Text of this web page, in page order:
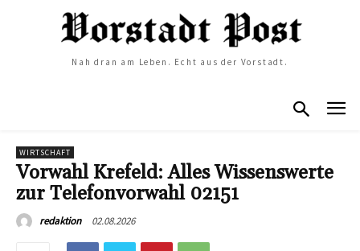
Nah dran am Leben. Echt aus der Vorstadt.
WIRTSCHAFT
Vorwahl Krefeld: Alles Wissenswerte
zur Telefonvorwahl 02151
redaktion 02.08.2026